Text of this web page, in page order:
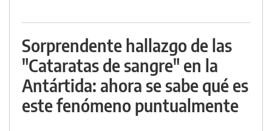
Sorprendente hallazgo de las
"Cataratas de sangre" en la
Antártida: ahora se sabe qué es
este fenómeno puntualmente